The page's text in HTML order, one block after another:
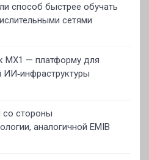
способ быстрее обучать
сетями
MX1 — платформу для
со стороны
аналогичной EMIB